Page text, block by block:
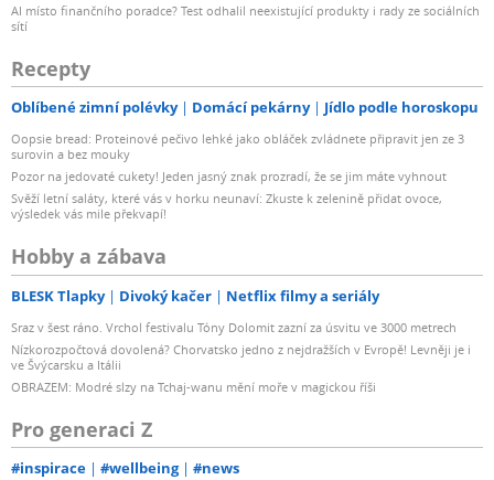
AI místo finančního poradce? Test odhalil neexistující produkty i rady ze sociálních
sítí
Recepty
Oblíbené zimní polévky Domácí pekárny Jídlo podle horoskopu
Oopsie bread: Proteinové pečivo lehké jako obláček zvládnete připravit jen ze 3
surovin a bez mouky
Pozor na jedovaté cukety! Jeden jasný znak prozradí, že se jim máte vyhnout
Svěží letní saláty, které vás v horku neunaví: Zkuste k zelenině přidat ovoce,
výsledek vás mile překvapí!
Hobby a zábava
BLESK Tlapky Divoký kačer Netflix filmy a seriály
Sraz v šest ráno. Vrchol festivalu Tóny Dolomit zazní za úsvitu ve 3000 metrech
Nízkorozpočtová dovolená? Chorvatsko jedno z nejdražších v Evropě! Levněji je i
ve Švýcarsku a Itálii
OBRAZEM: Modré slzy na Tchaj-wanu mění moře v magickou říši
Pro generaci Z
#inspirace #wellbeing #news